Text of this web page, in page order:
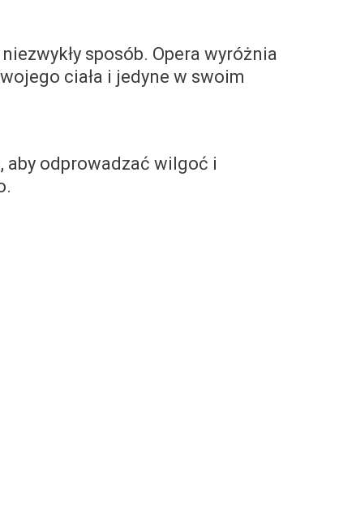
sposób. Opera wyróżnia
ciała i jedyne w swoim
aby odprowadzać wilgoć i